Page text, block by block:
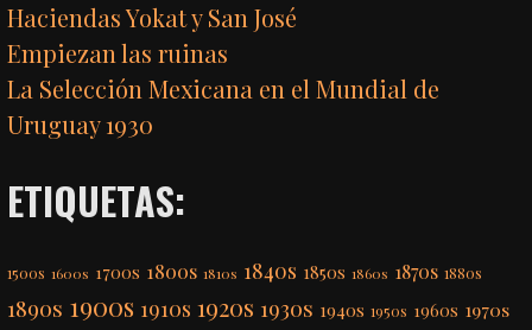
Haciendas Yokat y San José
Empiezan las ruinas
La Selección Mexicana en el Mundial de
Uruguay 1930
ETIQUETAS:
1500s 1600s 1700s 1800s 1810s 1840s 1850s 1860s 1870s 1880s
1890s 1900s 1910s 1920s 1930s 1940s 1950s 1960s 1970s